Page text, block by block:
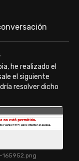
he realizado el
el siguiente
resolver dicho